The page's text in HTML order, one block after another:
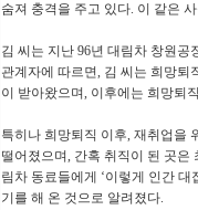
숨져 충격을 주고 있다. 이 같은
김 씨는 지난 96년 대림차 창원공
관계자에 따르면, 김 씨는 희망퇴
이 받아왔으며, 이후에는 희망퇴
특히나 희망퇴직 이후, 재취업을
떨어졌으며, 간혹 취직이 된 곳은
림차 동료들에게 ‘이렇게 인간
기를 해 온 것으로 알려졌다.